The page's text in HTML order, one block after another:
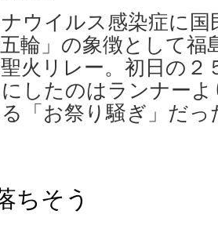
ウイルス感染症に国
輪」の象徴として
火リレー。初日の２
したのはランナー
「お祭り騒ぎ」だっ
ちそう